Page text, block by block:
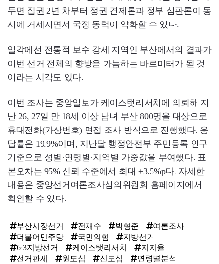
두면 집권 2년 차부터 정권 견제론과 정부 심판론이 동
시에 거세지면서 국정 동력이 약화할 수 있다.
일각에선 전통적 보수 강세 지역인 부산에서의 결과가
이번 선거 전체의 향방을 가늠하는 바로미터가 될 것
이라는 시각도 있다.
이번 조사는 중앙일보가 케이스탯리서치에 의뢰해 지
난 26, 27일 만 18세 이상 남녀 부산 800명을 대상으로
휴대전화(가상번호) 면접 조사 방식으로 진행했다. 응
답률은 19.9%이며, 지난달 행정안전부 주민등록 인구
기준으로 성별·연령별·지역별 가중값을 부여했다. 표
본오차는 95% 신뢰 수준에서 최대 ±3.5%p다. 자세한
내용은 중앙선거여론조사심의위원회 홈페이지에서
확인할 수 있다.
부산시장선거 전재수 박형준
여론조사
더불어민주당
국민의힘
지방선거
6·3지방선거
케이스탯리서치
지지율
선거판세
원도심 신도심
연령별분석